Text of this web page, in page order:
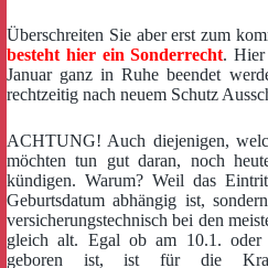
Überschreiten Sie aber erst zum
besteht hier ein Sonderrecht. Hier
Januar ganz in Ruhe beendet
rechtzeitig nach neuem Schutz
ACHTUNG! Auch diejenigen,
möchten tun gut daran, noch
kündigen. Warum? Weil das
Geburtsdatum abhängig ist,
versicherungstechnisch bei den
gleich alt. Egal ob am 10.1.
geboren ist, ist für die